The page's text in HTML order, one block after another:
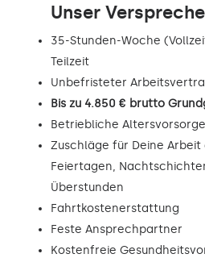
Unser
35-Stunden-Woche
Teilzeit
Unbefristeter
Bis zu 4.850 € brutto
Betriebliche Altersvorsorge
Zuschläge für Deine Arbeit
Feiertagen,
Überstunden
Fahrtkostenerstattung
Feste Ansprechpartner
Kostenfreie